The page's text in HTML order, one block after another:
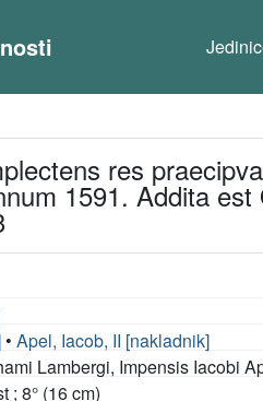
res
1591. Addita est
•Apel, Iacob, II [nakladnik]
Lambergi, Impensis Iacobi
; 8° (16 cm)